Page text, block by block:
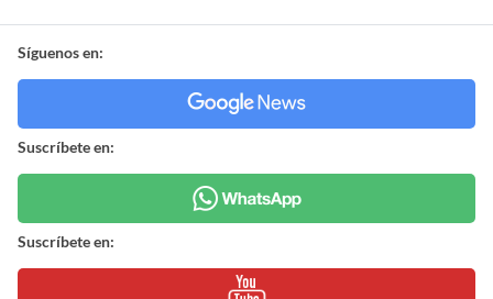
Síguenos en:
Suscríbete en:
Suscríbete en: